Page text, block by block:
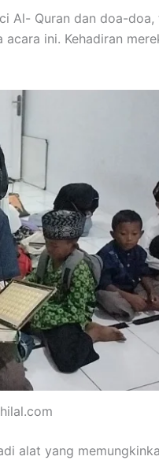
Al- Quran dan doa-
ini. Kehadiran
alat yang